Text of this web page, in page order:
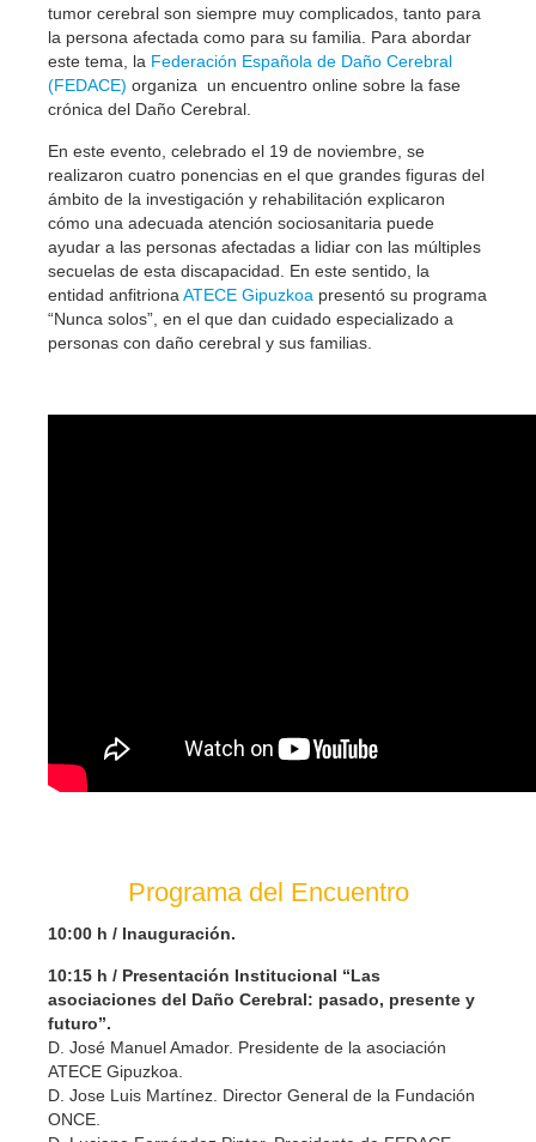
tumor cerebral son siempre muy complicados, tanto para
la persona afectada como para su familia. Para abordar
este tema, la Federación Española de Daño Cerebral
(FEDACE) organiza un encuentro online sobre la fase
crónica del Daño Cerebral.
En este evento, celebrado el 19 de noviembre, se
realizaron cuatro ponencias en el que grandes figuras del
ámbito de la investigación y rehabilitación explicaron
cómo una adecuada atención sociosanitaria puede
ayudar a las personas afectadas a lidiar con las múltiples
secuelas de esta discapacidad. En este sentido, la
entidad anfitriona ATECE Gipuzkoa presentó su programa
“Nunca solos”, en el que dan cuidado especializado a
personas con daño cerebral y sus familias.
Programa del Encuentro
10:00 h / Inauguración.
10:15 h / Presentación Institucional “Las
asociaciones del Daño Cerebral: pasado, presente y
futuro”.
D. José Manuel Amador. Presidente de la asociación
ATECE Gipuzkoa.
D. Jose Luis Martínez. Director General de la Fundación
ONCE.